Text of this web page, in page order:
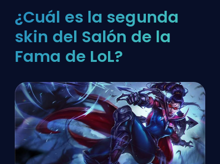
¿Cuál es la segunda
skin del Salón de la
Fama de LoL?